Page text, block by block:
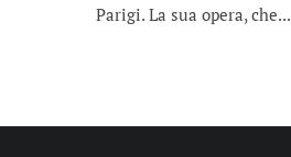
Parigi. La sua opera, che...